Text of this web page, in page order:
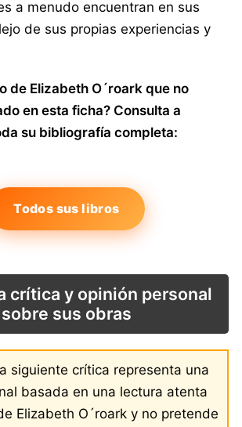
a menudo encuentran en sus
de sus propias experiencias y
de Elizabeth O´roark que no
en esta ficha? Consulta a
su bibliografía completa:
Todos sus libros
crítica y opinión personal
sobre sus obras
siguiente crítica representa una
basada en una lectura atenta
Elizabeth O´roark y no pretende